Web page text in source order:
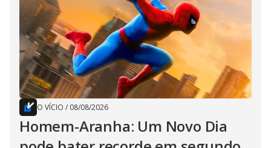
O VÍCIO / 08/08/2026
Homem-Aranha: Um Novo Dia